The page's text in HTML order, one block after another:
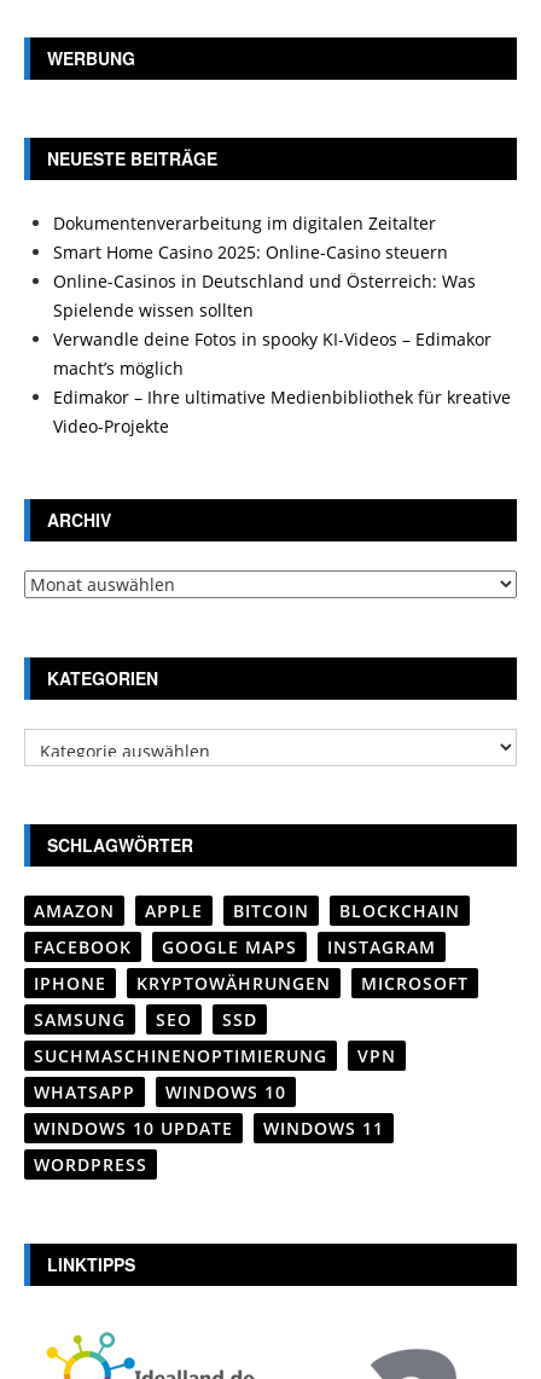
WERBUNG
NEUESTE BEITRÄGE
Dokumentenverarbeitung im digitalen Zeitalter
Smart Home Casino 2025: Online-Casino steuern
Online-Casinos in Deutschland und Österreich: Was
Spielende wissen sollten
Verwandle deine Fotos in spooky KI-Videos – Edimakor
macht’s möglich
Edimakor – Ihre ultimative Medienbibliothek für kreative
Video-Projekte
ARCHIV
Archiv
KATEGORIEN
Kategorien
SCHLAGWÖRTER
AMAZON APPLE BITCOIN
BLOCKCHAIN
FACEBOOK
GOOGLE MAPS
INSTAGRAM
IPHONE
KRYPTOWÄHRUNGEN
MICROSOFT
SAMSUNG
SEO
SSD
SUCHMASCHINENOPTIMIERUNG
VPN
WHATSAPP
WINDOWS 10
WINDOWS 10 UPDATE
WINDOWS 11
WORDPRESS
LINKTIPPS